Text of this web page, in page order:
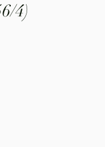
4)